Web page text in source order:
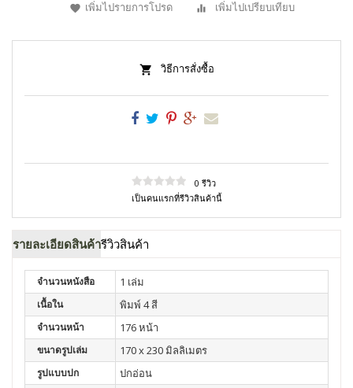
เพิ่มไปรายการโปรด เพิ่มไปเปรียบเทียบ
วิธีการสั่งซื้อ
0 รีวิว
เป็นคนแรกที่รีวิวสินค้านี้
รายละเอียดสินค้ารีวิวสินค้า
จำนวนหนังสือ 1 เล่ม
เนื้อใน พิมพ์ 4 สี
จำนวนหน้า 176 หน้า
ขนาดรูปเล่ม 170 x 230 มิลลิเมตร
รูปแบบปก ปกอ่อน